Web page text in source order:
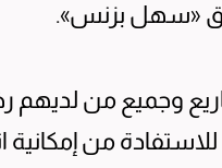
«سهل بزنس».
وجميع من
من